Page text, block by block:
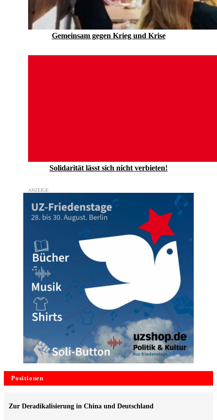
Gemeinsam gegen Krieg und Krise
Solidarität lässt sich nicht verbieten!
Positionen
Zur Deradikalisierung in China und Deutschland